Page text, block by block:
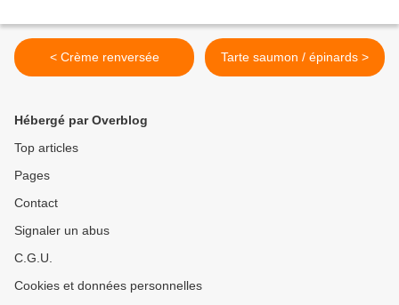
< Crème renversée Tarte saumon / épinards >
Hébergé par Overblog
Top articles
Pages
Contact
Signaler un abus
C.G.U.
Cookies et données personnelles